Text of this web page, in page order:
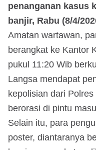
penanganan kasus
banjir, Rabu (8/4/
Amatan wartawan,
berangkat ke Kantor
pukul 11:20 Wib
Langsa mendapat
kepolisian dari
berorasi di pintu
Selain itu, para
poster, diantaranya